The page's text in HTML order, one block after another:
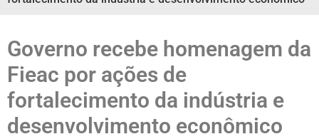
Governo recebe homenagem da
Fieac por ações de
fortalecimento da indústria e
desenvolvimento econômico